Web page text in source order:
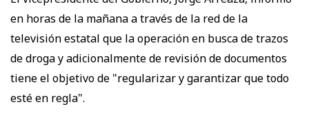
en horas de la mañana a través de la red de la
televisión estatal que la operación en busca de trazos
de droga y adicionalmente de revisión de documentos
tiene el objetivo de "regularizar y garantizar que todo
esté en regla".